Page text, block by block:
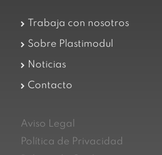
Trabaja con nosotros
Sobre Plastimodul
Noticias
Contacto
Aviso Legal
Política de Privacidad